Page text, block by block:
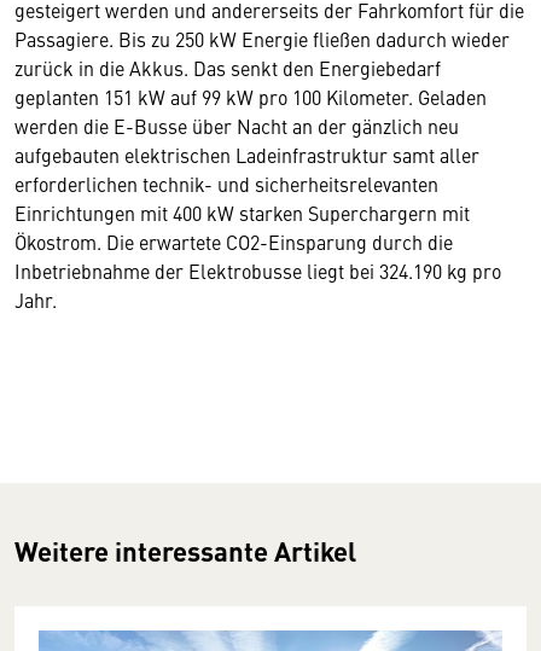
gesteigert werden und andererseits der Fahrkomfort für die
Passagiere. Bis zu 250 kW Energie fließen dadurch wieder
zurück in die Akkus. Das senkt den Energiebedarf
geplanten 151 kW auf 99 kW pro 100 Kilometer. Geladen
werden die E-Busse über Nacht an der gänzlich neu
aufgebauten elektrischen Ladeinfrastruktur samt aller
erforderlichen technik- und sicherheitsrelevanten
Einrichtungen mit 400 kW starken Superchargern mit
Ökostrom. Die erwartete CO2-Einsparung durch die
Inbetriebnahme der Elektrobusse liegt bei 324.190 kg pro
Jahr.
Weitere interessante Artikel